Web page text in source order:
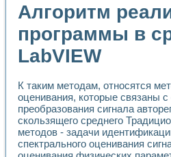
Применение NI VISION
Система
Управление движением
Определение
Система управления
Применение средств
Разработка
Автоматизированный
Установка для
Исследование
Алгоритм
программы в
LabVIEW
К таким методам, относятся
оценивания, которые связаны
преобразования сигнала
скользящего среднего
методов - задачи
спектрального оценивания